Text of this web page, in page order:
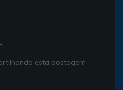
esta postagem